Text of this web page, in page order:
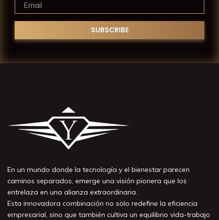
En un mundo donde la tecnología y el bienestar parecen
caminos separados, emerge una visión pionera que los
entrelaza en una alianza extraordinaria.
Esta innovadora combinación no solo redefine la eficiencia
empresarial, sino que también cultiva un equilibrio vida-trabajo